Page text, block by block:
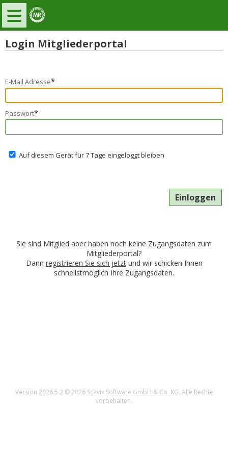
Login Mitgliederportal
E-Mail Adresse*
Passwort*
Auf diesem Gerät für 7 Tage eingeloggt bleiben
Sie sind Mitglied aber haben noch keine Zugangsdaten zum
Mitgliederportal?
Dann registrieren Sie sich jetztund wir schicken Ihnen
schnellstmöglich Ihre Zugangsdaten.
Version 2026.5.2 © 2026 Scavix Software GmbH & Co. KG. Alle Rechte
vorbehalten.